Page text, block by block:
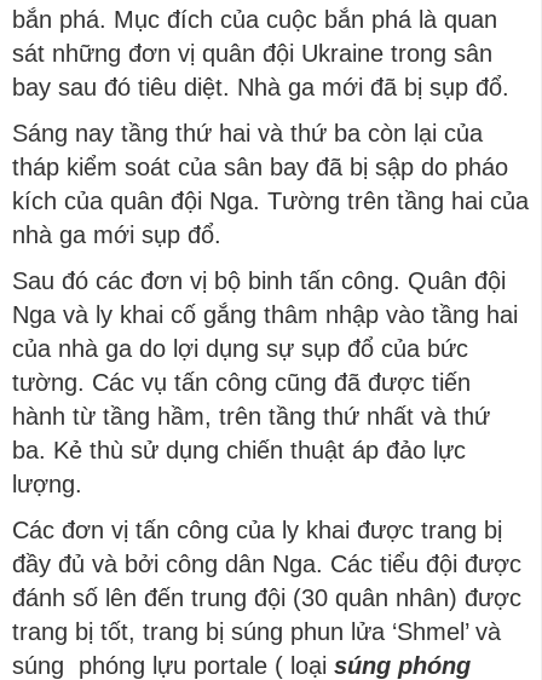
bắn phá. Mục đích của cuộc bắn phá là quan
sát những đơn vị quân đội Ukraine trong sân
bay sau đó tiêu diệt. Nhà ga mới đã bị sụp đổ.
Sáng nay tầng thứ hai và thứ ba còn lại của
tháp kiểm soát của sân bay đã bị sập do pháo
kích của quân đội Nga. Tường trên tầng hai của
nhà ga mới sụp đổ.
Sau đó các đơn vị bộ binh tấn công. Quân đội
Nga và ly khai cố gắng thâm nhập vào tầng hai
của nhà ga do lợi dụng sự sụp đổ của bức
tường. Các vụ tấn công cũng đã được tiến
hành từ tầng hầm, trên tầng thứ nhất và thứ
ba. Kẻ thù sử dụng chiến thuật áp đảo lực
lượng.
Các đơn vị tấn công của ly khai được trang bị
đầy đủ và bởi công dân Nga. Các tiểu đội được
đánh số lên đến trung đội (30 quân nhân) được
trang bị tốt, trang bị súng phun lửa ‘Shmel’ và
súng phóng lựu portale ( loại súng phóng